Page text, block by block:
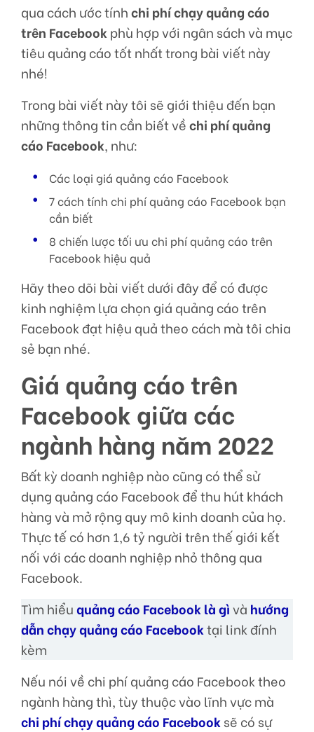
qua cách ước tínhchi phí chạy quảng cáo
trên Facebook phù hợp với ngân sách và mục
tiêu quảng cáo tốt nhất trong bài viết này
nhé!
Trong bài viết này tôi sẽ giới thiệu đến bạn
những thông tin cần biết vềchi phí quảng
cáo Facebook, như:
Các loại giá quảng cáo Facebook
7 cách tính chi phí quảng cáo Facebook bạn
cần biết
8 chiến lược tối ưu chi phí quảng cáo trên
Facebook hiệu quả
Hãy theo dõi bài viết dưới đây để có được
kinh nghiệm lựa chọn giá quảng cáo trên
Facebook đạt hiệu quả theo cách mà tôi chia
sẻ bạn nhé.
Giá quảng cáo trên
Facebook giữa các
ngành hàng năm 2022
Bất kỳ doanh nghiệp nào cũng có thể sử
dụng quảng cáo Facebook để thu hút khách
hàng và mở rộng quy mô kinh doanh của họ.
Thực tế có hơn 1,6 tỷ người trên thế giới kết
nối với các doanh nghiệp nhỏ thông qua
Facebook.
Tìm hiểuquảng cáo Facebook là gìvà hướng
dẫn chạy quảng cáo Facebooktại link đính
kèm
Nếu nói về chi phí quảng cáo Facebook theo
ngành hàng thì, tùy thuộc vào lĩnh vực mà
chi phí chạy quảng cáo Facebooksẽ có sự